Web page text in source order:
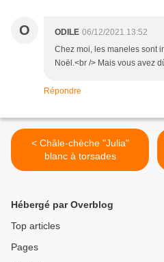
O ODILE 06/12/2021 13:52
Chez moi, les maneles sont
Noël.<br /> Mais vous avez
Répondre
< Châle-chèche "Julia"
blanc à torsades
Hébergé par Overblog
Top articles
Pages